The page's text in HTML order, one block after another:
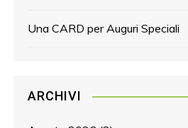
Una CARD per Auguri Speciali
ARCHIVI